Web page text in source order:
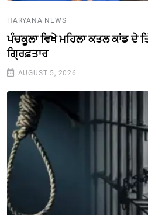
HARYANA NEWS
ਪੰਚਕੂਲਾ ਵਿਖੇ ਮਹਿਲਾ ਕਤਲ ਕਾਂਡ ਦੇ
ਗ੍ਰਿਫ਼ਤਾਰ
AUGUST 5, 2026